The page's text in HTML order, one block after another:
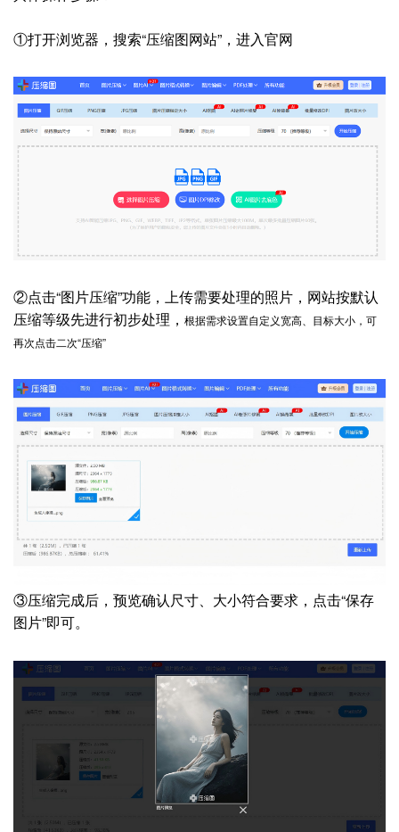
①打开浏览器，搜索“压缩图网站”，进入官网
②点击“图片压缩”功能，上传需要处理的照片，网站按默认
压缩等级先进行初步处理， 根据需求设置自定义宽高、目标大小，可
再次点击二次“压缩”
③压缩完成后，预览确认尺寸、大小符合要求，点击“保存
图片”即可。